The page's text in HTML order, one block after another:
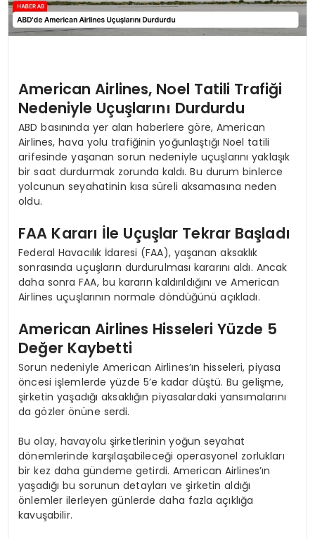
American Airlines, Noel Tatili Trafiği
Nedeniyle Uçuşlarını Durdurdu
ABD basınında yer alan haberlere göre, American
Airlines, hava yolu trafiğinin yoğunlaştığı Noel tatili
arifesinde yaşanan sorun nedeniyle uçuşlarını yaklaşık
bir saat durdurmak zorunda kaldı. Bu durum binlerce
yolcunun seyahatinin kısa süreli aksamasına neden
oldu.
FAA Kararı İle Uçuşlar Tekrar Başladı
Federal Havacılık İdaresi (FAA), yaşanan aksaklık
sonrasında uçuşların durdurulması kararını aldı. Ancak
daha sonra FAA, bu kararın kaldırıldığını ve American
Airlines uçuşlarının normale döndüğünü açıkladı.
American Airlines Hisseleri Yüzde 5
Değer Kaybetti
Sorun nedeniyle American Airlines’ın hisseleri, piyasa
öncesi işlemlerde yüzde 5’e kadar düştü. Bu gelişme,
şirketin yaşadığı aksaklığın piyasalardaki yansımalarını
da gözler önüne serdi.
Bu olay, havayolu şirketlerinin yoğun seyahat
dönemlerinde karşılaşabileceği operasyonel zorlukları
bir kez daha gündeme getirdi. American Airlines’ın
yaşadığı bu sorunun detayları ve şirketin aldığı
önlemler ilerleyen günlerde daha fazla açıklığa
kavuşabilir.